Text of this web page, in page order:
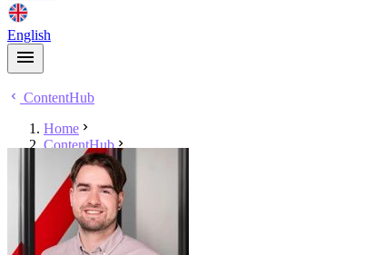
English
ContentHub
Home
ContentHub
Marc Gummlich